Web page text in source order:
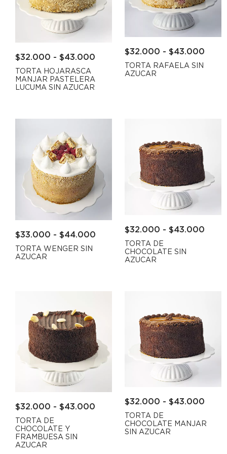
$32.000 - $43.000
TORTA HOJARASCA
MANJAR PASTELERA
LUCUMA SIN AZUCAR
$32.000 - $43.000
TORTA RAFAELA SIN
AZUCAR
$33.000 - $44.000
TORTA WENGER SIN
AZUCAR
$32.000 - $43.000
TORTA DE
CHOCOLATE SIN
AZUCAR
$32.000 - $43.000
TORTA DE
CHOCOLATE Y
FRAMBUESA SIN
AZUCAR
$32.000 - $43.000
TORTA DE
CHOCOLATE MANJAR
SIN AZUCAR